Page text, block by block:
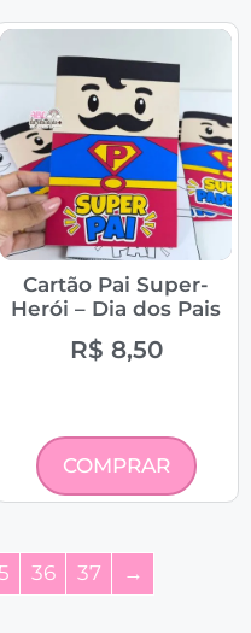
Cartão Pai Super-
Herói – Dia dos Pais
R$ 8,50
COMPRAR
36 37 →